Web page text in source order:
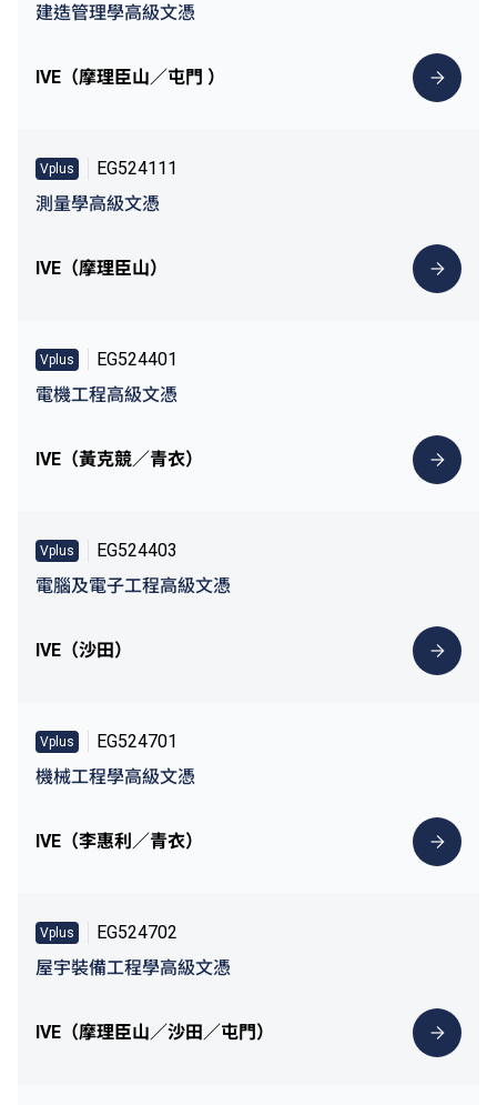
建造管理學高級文憑
IVE（摩理臣山／屯門 ）
Vplus
EG524111
測量學高級文憑
IVE（摩理臣山）
Vplus
EG524401
電機工程高級文憑
IVE（黃克競／青衣）
Vplus
EG524403
電腦及電子工程高級文憑
IVE（沙田）
Vplus
EG524701
機械工程學高級文憑
IVE（李惠利／青衣）
Vplus
EG524702
屋宇裝備工程學高級文憑
IVE（摩理臣山／沙田／屯門）